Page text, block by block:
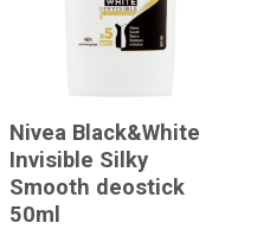
Nivea Black&White
Invisible Silky
Smooth deostick
50ml